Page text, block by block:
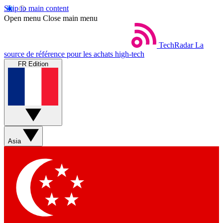
Skip to main content
Open menu Close main menu
TechRadar La
source de référence pour les achats high-tech
FR Edition
Asia